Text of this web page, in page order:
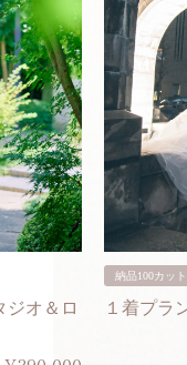
ジオ＆ロ
納品100カット
１着プラ